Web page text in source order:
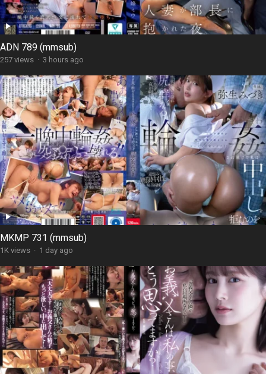
ADN 789 (mmsub)
257 views · 3 hours ago
MKMP 731 (mmsub)
1K views · 1 day ago